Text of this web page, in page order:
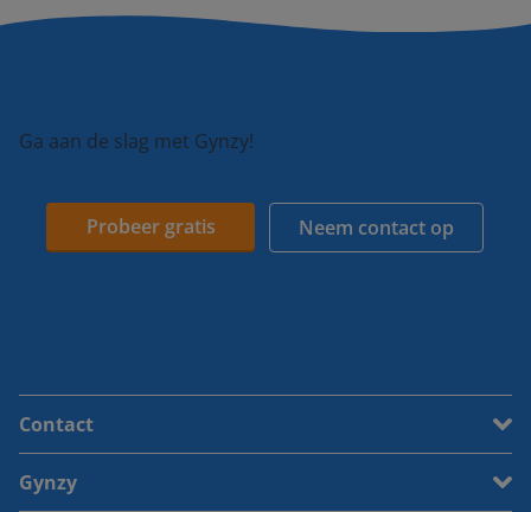
Ga aan de slag met Gynzy!
Probeer gratis Neem contact op
Contact
Gynzy